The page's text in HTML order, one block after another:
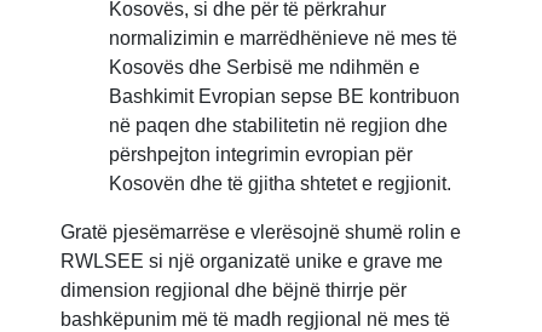
Kosovës, si dhe për të përkrahur
normalizimin e marrëdhënieve në mes të
Kosovës dhe Serbisë me ndihmën e
Bashkimit Evropian sepse BE kontribuon
në paqen dhe stabilitetin në regjion dhe
përshpejton integrimin evropian për
Kosovën dhe të gjitha shtetet e regjionit.
Gratë pjesëmarrëse e vlerësojnë shumë rolin e
RWLSEE si një organizatë unike e grave me
dimension regjional dhe bëjnë thirrje për
bashkëpunim më të madh regjional në mes të